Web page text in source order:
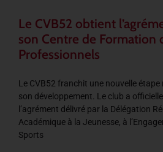
Le CVB52 obtient
son Centre de Formation
Professionnels
Le CVB52 franchit une nouvelle étape
son développement. Le club a
l’agrément délivré par la Délégation
Académique à la Jeunesse, à
Sports